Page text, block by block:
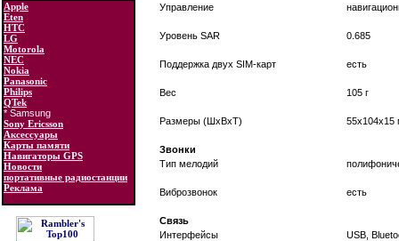
Apple
Eten
HTC
LG
Motorola
NEC
Nokia
Panasonic
Philips
QTek
* Samsung
Sony Ericsson
Аксессуары
Карты памяти
Навигаторы GPS
Новости
портативные радиостанции
Реклама
Управление
Уровень SAR 0.685
Поддержка двух SIM-карт есть
Вес 105 г
Размеры (ШxВxТ) 55x104x15
Звонки
Тип мелодий
Виброзвонок есть
Связь
Интерфейсы
USB,